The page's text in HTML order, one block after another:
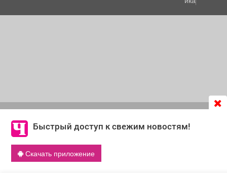
Быстрый доступ к свежим новостям!
Скачать приложение
согласие на обработку файлов cookie, которые
обеспечивают корректную работу сайта и сбора
информации для улучшения качества сервисов.
Что такое cookie